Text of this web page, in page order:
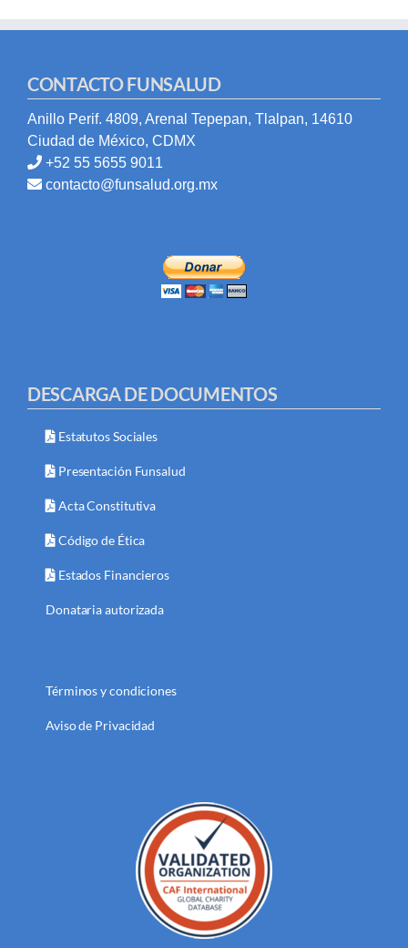
CONTACTO FUNSALUD
Anillo Perif. 4809, Arenal Tepepan, Tlalpan, 14610
Ciudad de México, CDMX
+52 55 5655 9011
contacto@funsalud.org.mx
DESCARGA DE DOCUMENTOS
Estatutos Sociales
Presentación Funsalud
Acta Constitutiva
Código de Ética
Estados Financieros
Donataria autorizada
Términos y condiciones
Aviso de Privacidad